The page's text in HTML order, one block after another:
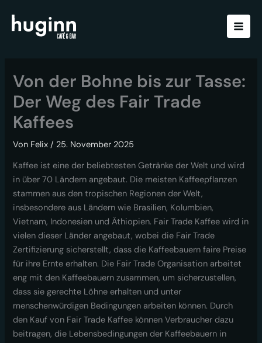
Inhalt
springen
Von der Bohne bis zur Tasse:
Der Weg des Fair Trade
Kaffees
Von Felix/ 25. November 2025
Kaffee ist eine der beliebtesten Getränke der Welt und wird
in über 70 Ländern angebaut. Die meisten Kaffeepflanzen
stammen aus den tropischen Regionen der Welt,
insbesondere aus Ländern wie Brasilien, Kolumbien,
Vietnam, Indonesien und Äthiopien. Fair Trade Kaffee wird in
vielen dieser Länder angebaut, wobei die Fair Trade
Zertifizierung sicherstellt, dass die Kaffeebauern faire Preise
für ihre Ernte erhalten. Die Fair Trade Organisation arbeitet
eng mit den Kaffeebauern zusammen, um sicherzustellen,
dass sie gerechte Löhne erhalten und unter
menschenwürdigen Bedingungen arbeiten können. Durch
den Kauf von Fair Trade Kaffee können Verbraucher dazu
beitragen, die Lebensbedingungen der Kaffeebauern in